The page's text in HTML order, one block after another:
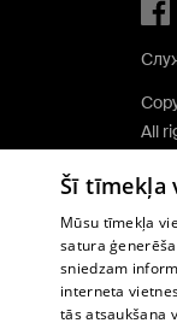
All
Šī tīmekļa
Mūsu tīmekļa
satura
sniedzam
interneta
tās atsaukšana